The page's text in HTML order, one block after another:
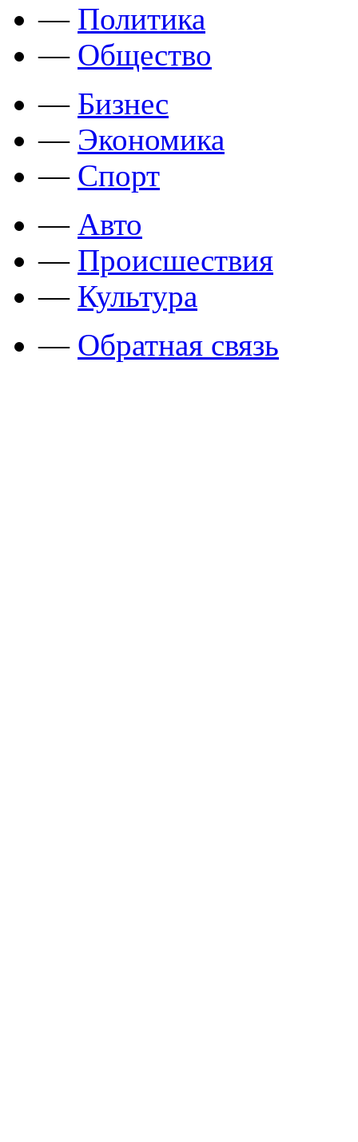
— Политика
— Общество
— Бизнес
— Экономика
— Спорт
— Авто
— Происшествия
— Культура
— Обратная связь